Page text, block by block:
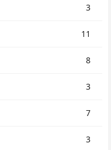
3
11
8
3
7
3